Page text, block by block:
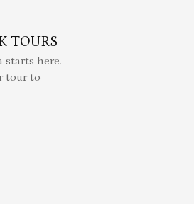
TOURS
starts here.
tour to